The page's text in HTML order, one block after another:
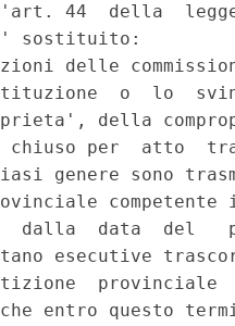
44  della
sostituito:
delle
o  lo
della
chiuso per
genere sono
dalla  data  del
esecutive
provinciale
entro questo